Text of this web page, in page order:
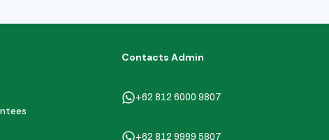
Contacts Admin
+62 812 6000 9807
+62 812 9999 5807